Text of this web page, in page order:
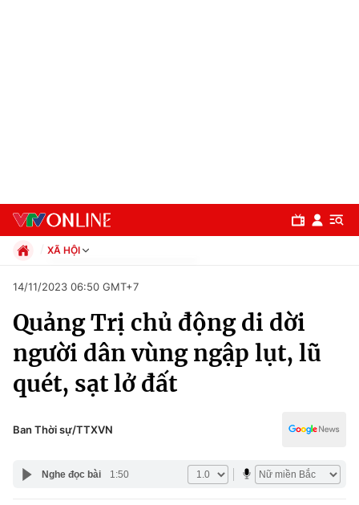
Chuyên mục
Chính trị
XÃ HỘI
Xã hội
Pháp luật
Kinh tế
Thể thao
Truyền hình
Văn hóa - Giải trí
Đời sống
Giáo dục
14/11/2023 06:50 GMT+7
Quảng Trị chủ động di dời
người dân vùng ngập lụt, lũ
quét, sạt lở đất
Ban Thời sự/TTXVN
Nghe đọc bài 1:50